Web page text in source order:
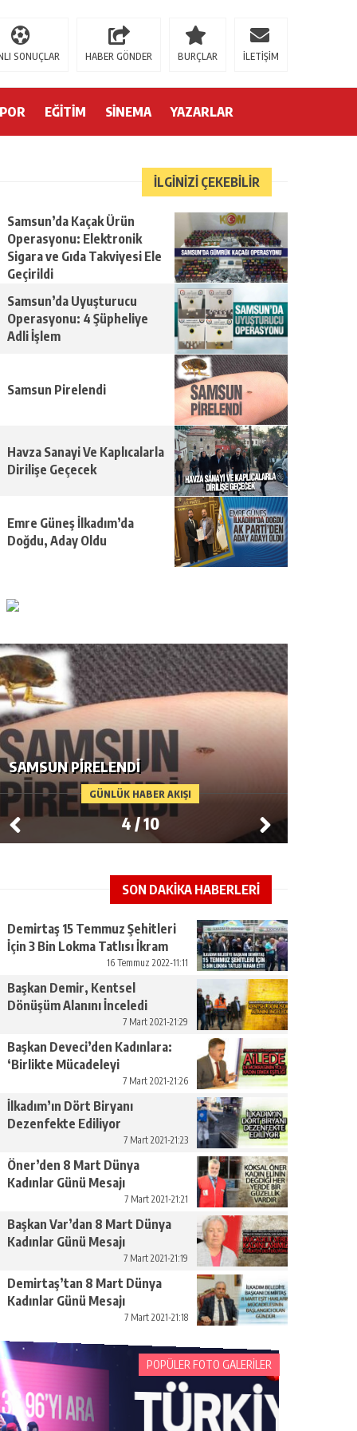
SONUÇLAR HABER GÖNDER BURÇLAR İLETİŞİM
EĞİTİM SİNEMA YAZARLAR
İLGİNİZİ ÇEKEBİLİR
Samsun’da Kaçak Ürün
Operasyonu: Elektronik
Sigara ve Gıda Takviyesi Ele
Geçirildi
Samsun’da Uyuşturucu
Operasyonu: 4 Şüpheliye
Adli İşlem
Samsun Pirelendi
Havza Sanayi Ve Kaplıcalarla
Dirilişe Geçecek
Emre Güneş İlkadım’da
Doğdu, Aday Oldu
GÜNLÜK HABER AKIŞI
HAVZA SANAYI VE KAPLICALARLA
DIRILIŞE GEÇECEK
5/10
SON DAKİKA HABERLERİ
Demirtaş 15 Temmuz Şehitleri
İçin 3 Bin Lokma Tatlısı İkram
16 Temmuz 2022-11:11
Başkan Demir, Kentsel
Dönüşüm Alanını İnceledi
7 Mart 2021-21:29
Başkan Deveci’den Kadınlara:
‘Birlikte Mücadeleyi
7 Mart 2021-21:26
İlkadım’ın Dört Biryanı
Dezenfekte Ediliyor
7 Mart 2021-21:23
Öner’den 8 Mart Dünya
Kadınlar Günü Mesajı
7 Mart 2021-21:21
Başkan Var’dan 8 Mart Dünya
Kadınlar Günü Mesajı
7 Mart 2021-21:19
Demirtaş’tan 8 Mart Dünya
Kadınlar Günü Mesajı
7 Mart 2021-21:18
POPÜLER FOTO GALERİLER